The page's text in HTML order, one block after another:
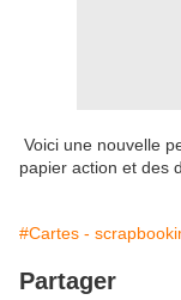
Voici une nouvelle
papier action et des
#Cartes -
Partager